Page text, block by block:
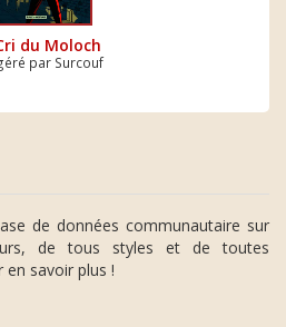
du Moloch
par Surcouf
de données communautaire sur
de tous styles et de toutes
en savoir plus !